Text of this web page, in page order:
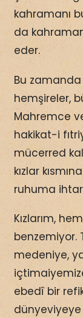
kahramanı
da
eder.
Bu
hemşireler,
Mahremce
hakikat-i
mücerred
kızlar
ruhuma
Kızlarım,
benzemiyor.
medeniye,
ebedî bir